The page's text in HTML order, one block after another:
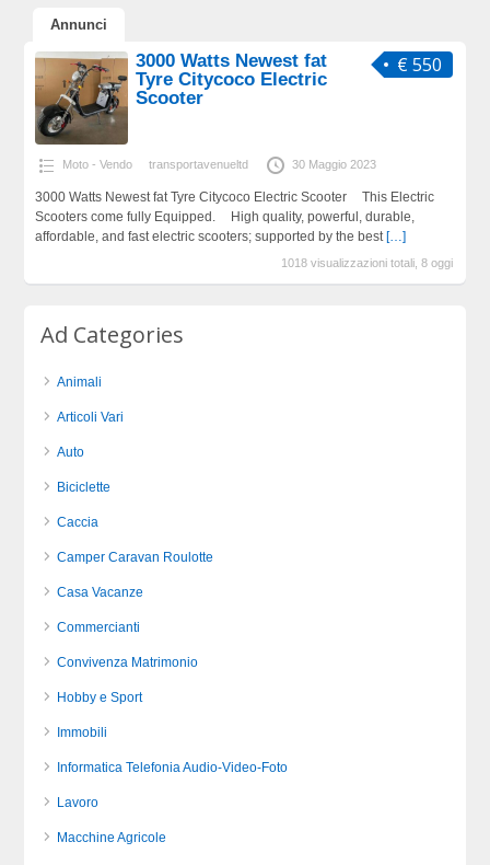
Annunci
€ 550
3000 Watts Newest fat
Tyre Citycoco Electric
Scooter
Moto - Vendo transportavenueltd 30 Maggio 2023
3000 Watts Newest fat Tyre Citycoco Electric Scooter This Electric
Scooters come fully Equipped. High quality, powerful, durable,
affordable, and fast electric scooters; supported by the best […]
1018 visualizzazioni totali, 8 oggi
Ad Categories
Animali
Articoli Vari
Auto
Biciclette
Caccia
Camper Caravan Roulotte
Casa Vacanze
Commercianti
Convivenza Matrimonio
Hobby e Sport
Immobili
Informatica Telefonia Audio-Video-Foto
Lavoro
Macchine Agricole